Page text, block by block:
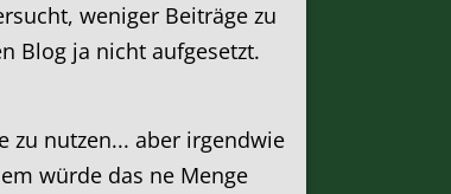
weniger Beiträge zu
Blog ja nicht aufgesetzt.
zu nutzen... aber irgendwie
würde das ne Menge